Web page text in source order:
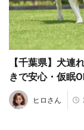
【千葉県】犬連
きで安心・仮眠
ヒロさん